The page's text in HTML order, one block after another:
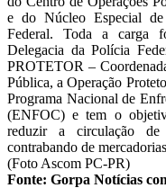
e do Núcleo Especial
Federal. Toda a carga
Delegacia da Polícia
PROTETOR –
Pública, a Operação
Programa Nacional de
(ENFOC) e tem o
reduzir a circulação
contrabando de
(Foto Ascom PC-PR)
Fonte: Gorpa Notícias